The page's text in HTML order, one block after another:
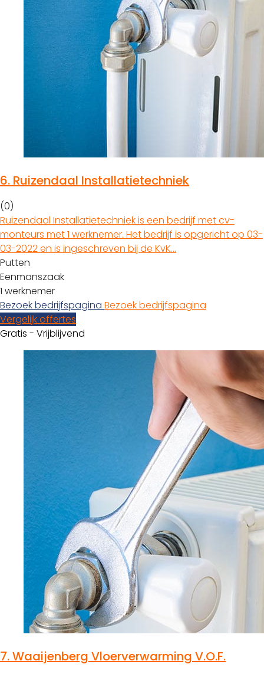
6. Ruizendaal Installatietechniek
(0)
Ruizendaal Installatietechniek is een bedrijf met cv-
monteurs met 1 werknemer. Het bedrijf is opgericht op 03-
03-2022 en is ingeschreven bij de KvK…
Putten
Eenmanszaak
1 werknemer
Bezoek bedrijfspagina Bezoek bedrijfspagina
Vergelijk offertes
Gratis - Vrijblijvend
7.Waaijenberg Vloerverwarming V.O.F.